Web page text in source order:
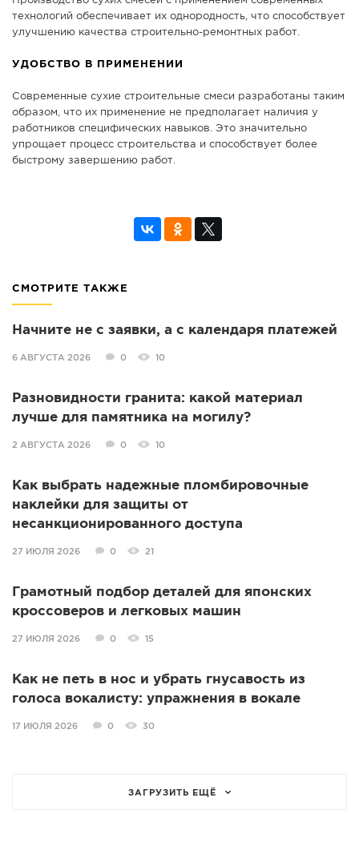
технологий обеспечивает их однородность, что способствует
улучшению качества строительно-ремонтных работ.
УДОБСТВО В ПРИМЕНЕНИИ
Современные сухие строительные смеси разработаны таким
образом, что их применение не предполагает наличия у
работников специфических навыков. Это значительно
упрощает процесс строительства и способствует более
быстрому завершению работ.
СМОТРИТЕ ТАКЖЕ
Начните не с заявки, а с календаря платежей
6 АВГУСТА 2026 0 10
Разновидности гранита: какой материал
лучше для памятника на могилу?
2 АВГУСТА 2026 0 10
Как выбрать надежные пломбировочные
наклейки для защиты от
несанкционированного доступа
27 ИЮЛЯ 2026 0 21
Грамотный подбор деталей для японских
кроссоверов и легковых машин
27 ИЮЛЯ 2026 0 15
Как не петь в нос и убрать гнусавость из
голоса вокалисту: упражнения в вокале
17 ИЮЛЯ 2026 0 30
ЗАГРУЗИТЬ ЕЩЁ